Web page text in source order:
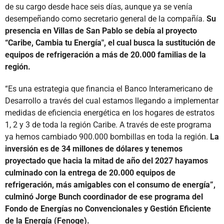
de su cargo desde hace seis días, aunque ya se venía
desempeñando como secretario general de la compañía. Su
presencia en Villas de San Pablo se debía al proyecto
“Caribe, Cambia tu Energía", el cual busca la sustitución de
equipos de refrigeración a más de 20.000 familias de la
región.
“Es una estrategia que financia el Banco Interamericano de
Desarrollo a través del cual estamos llegando a implementar
medidas de eficiencia energética en los hogares de estratos
1, 2 y 3 de toda la región Caribe. A través de este programa
ya hemos cambiado 900.000 bombillas en toda la región. La
inversión es de 34 millones de dólares y tenemos
proyectado que hacia la mitad de año del 2027 hayamos
culminado con la entrega de 20.000 equipos de
refrigeración, más amigables con el consumo de energía”,
culminó Jorge Bunch coordinador de ese programa del
Fondo de Energías no Convencionales y Gestión Eficiente
de la Energía (Fenoge).